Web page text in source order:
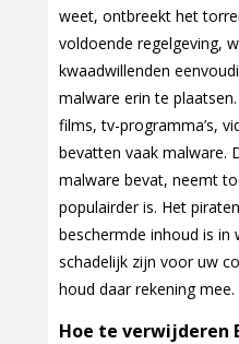
weet, ontbreekt het
voldoende regelgeving,
kwaadwillenden
malware erin te
films, tv-programma’s,
bevatten vaak malware.
malware bevat, neemt
populairder is. Het
beschermde inhoud is in
schadelijk zijn voor uw
houd daar rekening mee.
Hoe te verwijderen